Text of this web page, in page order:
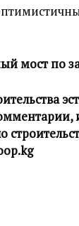
мост по